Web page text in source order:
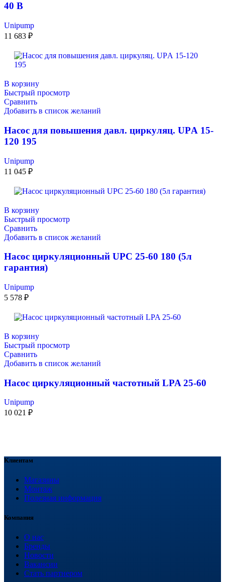
40 В
Unipump
11 683 ₽
В корзину
Быстрый просмотр
Сравнить
Добавить в список желаний
Насос для повышения давл. циркуляц. UPА 15-
120 195
Unipump
11 045 ₽
В корзину
Быстрый просмотр
Сравнить
Добавить в список желаний
Насос циркуляционный UPC 25-60 180 (5л
гарантия)
Unipump
5 578 ₽
В корзину
Быстрый просмотр
Сравнить
Добавить в список желаний
Насос циркуляционный частотный LPA 25-60
Unipump
10 021 ₽
Клиентам
Магазины
Монтаж
Полезная информация
Компания
О нас
Бренды
Новости
Вакансии
Стать партнером